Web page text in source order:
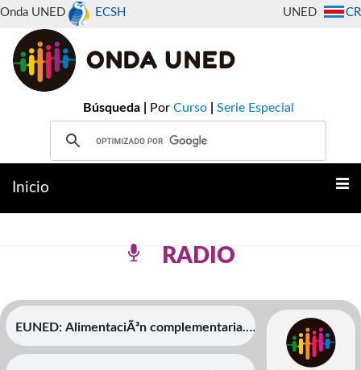
Onda UNED ECSH CR
UNED
Búsqueda | Por Curso Serie Especial
Inicio
RADIO
EUNED: AlimentaciÃ³n complementaria.
Â¡No desfallezcas en el intento!